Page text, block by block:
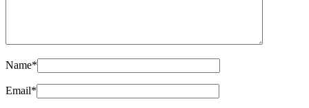
Name*
Email*